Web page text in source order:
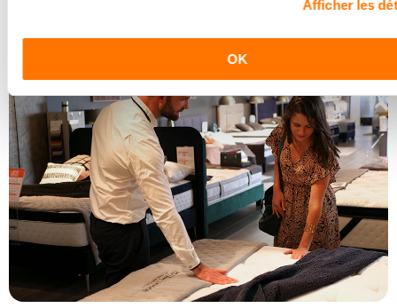
Afficher les
OK